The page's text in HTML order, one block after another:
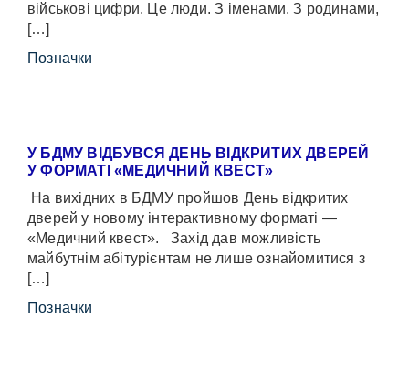
військові цифри. Це люди. З іменами. З родинами,
[…]
Позначки
У БДМУ ВІДБУВСЯ ДЕНЬ ВІДКРИТИХ ДВЕРЕЙ
У ФОРМАТІ «МЕДИЧНИЙ КВЕСТ»
На вихідних в БДМУ пройшов День відкритих
дверей у новому інтерактивному форматі —
«Медичний квест». Захід дав можливість
майбутнім абітурієнтам не лише ознайомитися з
[…]
Позначки